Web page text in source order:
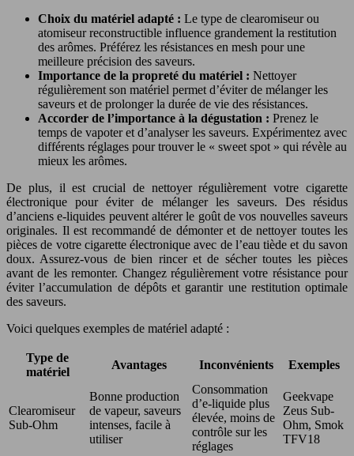
Choix du matériel adapté : Le type de clearomiseur ou
atomiseur reconstructible influence grandement la restitution
des arômes. Préférez les résistances en mesh pour une
meilleure précision des saveurs.
Importance de la propreté du matériel : Nettoyer
régulièrement son matériel permet d’éviter de mélanger les
saveurs et de prolonger la durée de vie des résistances.
Accorder de l’importance à la dégustation : Prenez le
temps de vapoter et d’analyser les saveurs. Expérimentez avec
différents réglages pour trouver le « sweet spot » qui révèle au
mieux les arômes.
De plus, il est crucial de nettoyer régulièrement votre cigarette
électronique pour éviter de mélanger les saveurs. Des résidus
d’anciens e-liquides peuvent altérer le goût de vos nouvelles saveurs
originales. Il est recommandé de démonter et de nettoyer toutes les
pièces de votre cigarette électronique avec de l’eau tiède et du savon
doux. Assurez-vous de bien rincer et de sécher toutes les pièces
avant de les remonter. Changez régulièrement votre résistance pour
éviter l’accumulation de dépôts et garantir une restitution optimale
des saveurs.
Voici quelques exemples de matériel adapté :
Type de
matériel
Avantages Inconvénients Exemples
Clearomiseur
Sub-Ohm
Bonne production
de vapeur, saveurs
intenses, facile à
utiliser
Consommation
d’e-liquide plus
élevée, moins de
contrôle sur les
réglages
Geekvape
Zeus Sub-
Ohm, Smok
TFV18